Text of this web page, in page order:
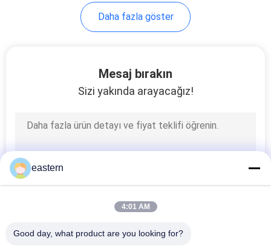
Daha fazla göster
Mesaj bırakın
Sizi yakında arayacağız!
eastern
4:01 AM
Good day, what product are you looking for?